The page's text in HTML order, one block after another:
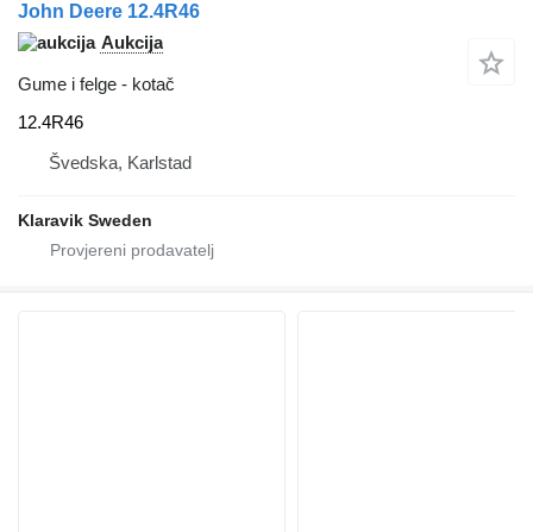
John Deere 12.4R46
Aukcija
Gume i felge - kotač
12.4R46
Švedska, Karlstad
Klaravik Sweden